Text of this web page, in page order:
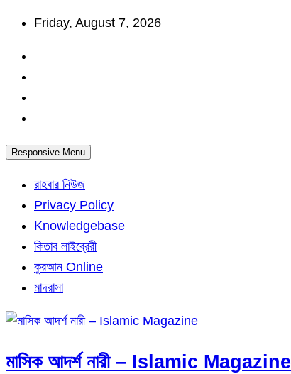
Skip
content
Friday, August 7, 2026
Responsive Menu
রাহবার নিউজ
Privacy Policy
Knowledgebase
কিতাব লাইব্রেরী
কুরআন Online
মাদরাসা
মাসিক আদর্শ নারী – Islamic Magazine